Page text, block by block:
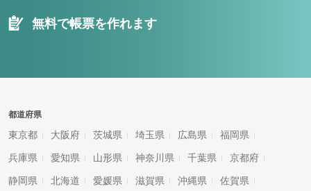
無料で帳票を作れます
都道府県
東京都 大阪府 茨城県 埼玉県 広島県 福岡県
兵庫県 愛知県 山形県 神奈川県 千葉県 京都府
静岡県 北海道 愛媛県 滋賀県 沖縄県 佐賀県